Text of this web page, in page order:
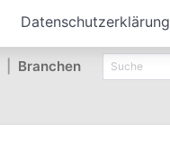
Datenschutzerklärung
Branchen